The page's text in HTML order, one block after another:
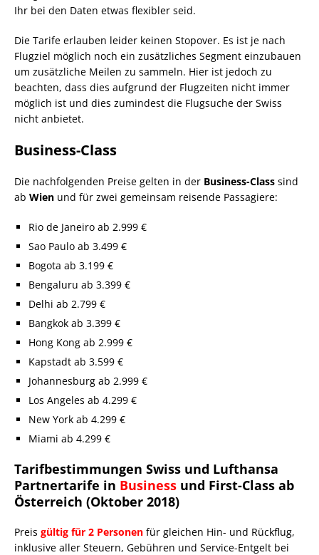
Ihr bei den Daten etwas flexibler seid.
Die Tarife erlauben leider keinen Stopover. Es ist je nach
Flugziel möglich noch ein zusätzliches Segment einzubauen
um zusätzliche Meilen zu sammeln. Hier ist jedoch zu
beachten, dass dies aufgrund der Flugzeiten nicht immer
möglich ist und dies zumindest die Flugsuche der Swiss
nicht anbietet.
Business-Class
Die nachfolgenden Preise gelten in der Business-Class sind
ab Wien und für zwei gemeinsam reisende Passagiere:
Rio de Janeiro ab 2.999 €
Sao Paulo ab 3.499 €
Bogota ab 3.199 €
Bengaluru ab 3.399 €
Delhi ab 2.799 €
Bangkok ab 3.399 €
Hong Kong ab 2.999 €
Kapstadt ab 3.599 €
Johannesburg ab 2.999 €
Los Angeles ab 4.299 €
New York ab 4.299 €
Miami ab 4.299 €
Tarifbestimmungen Swiss und Lufthansa
Partnertarife in Business und First-Class ab
Österreich (Oktober 2018)
Preis gültig für 2 Personen für gleichen Hin- und Rückflug,
inklusive aller Steuern, Gebühren und Service-Entgelt bei